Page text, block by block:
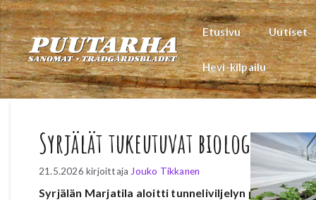
Siirry
sisältöön
Etusivu Uutiset
Hevi-kilpailu
Syrjälät tukeutuvat biologiseen
21.5.2026 kirjoittaja Jouko Tikkanen
Syrjälän Marjatila aloitti tunneliviljelyn pari vuotta